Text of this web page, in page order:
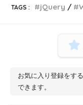
TAGS : jQuery
お気に入り登録をする
できます。